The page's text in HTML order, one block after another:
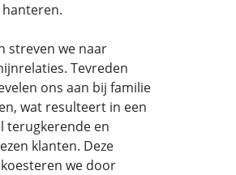
streven we naar
Tevreden
ons aan bij familie
wat resulteert in een
terugkerende en
klanten. Deze
we door